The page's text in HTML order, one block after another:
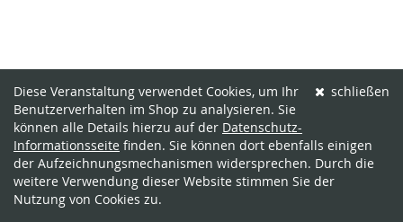
schließen
Diese Veranstaltung verwendet Cookies, um Ihr
Benutzerverhalten im Shop zu analysieren. Sie
können alle Details hierzu auf der Datenschutz-
Informationsseite finden. Sie können dort ebenfalls einigen
der Aufzeichnungsmechanismen widersprechen. Durch die
weitere Verwendung dieser Website stimmen Sie der
Nutzung von Cookies zu.